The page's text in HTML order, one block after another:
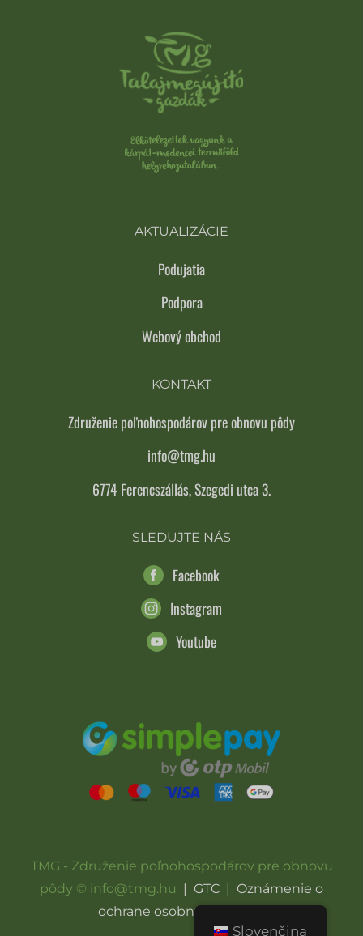
AKTUALIZÁCIE
Podujatia
Podpora
Webový obchod
KONTAKT
Združenie poľnohospodárov pre obnovu pôdy
info@tmg.hu
6774 Ferencszállás, Szegedi utca 3.
SLEDUJTE NÁS
Facebook
Instagram
Youtube
TMG - Združenie poľnohospodárov pre obnovu
pôdy © info@tmg.hu
GTC
Oznámenie o
ochrane osobných údajov
Slovenčina